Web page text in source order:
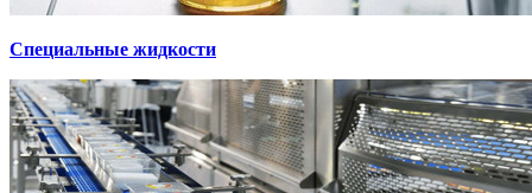
Специальные жидкости